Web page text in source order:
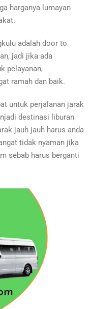
harganya lumayan
adalah door to
jadi jika ada
pelayanan,
ramah dan baik.
untuk perjalanan jarak
destinasi liburan
jauh jauh harus anda
tidak nyaman jika
sebab harus berganti